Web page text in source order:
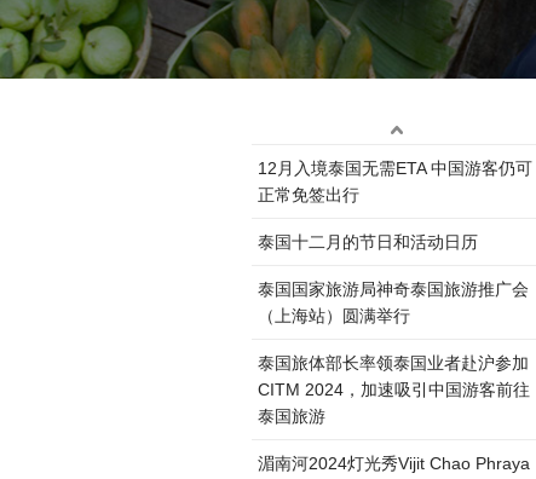
12月入境泰国无需ETA 中国游客仍可
正常免签出行
泰国十二月的节日和活动日历
泰国国家旅游局神奇泰国旅游推广会
（上海站）圆满举行
泰国旅体部长率领泰国业者赴沪参加
CITM 2024，加速吸引中国游客前往
泰国旅游
湄南河2024灯光秀Vijit Chao Phraya